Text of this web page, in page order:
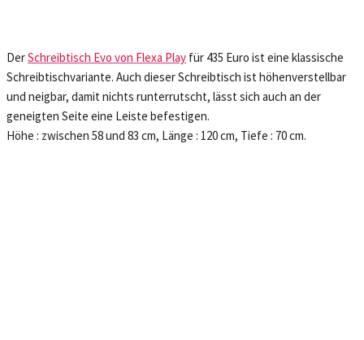
DerSchreibtisch Evo von Flexa Play für 435 Euro ist eine klassische
Schreibtischvariante. Auch dieser Schreibtisch ist höhenverstellbar
und neigbar, damit nichts runterrutscht, lässt sich auch an der
geneigten Seite eine Leiste befestigen.
Höhe : zwischen 58 und 83 cm, Länge : 120 cm, Tiefe : 70 cm.